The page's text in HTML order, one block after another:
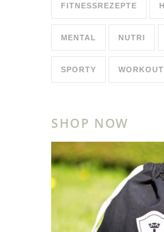
FITNESSREZEPTE H
MENTAL NUTRI
SPORTY WORKOUT
SHOP NOW